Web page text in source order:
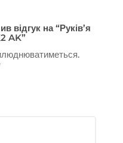
відгук на “Руків’я
AK”